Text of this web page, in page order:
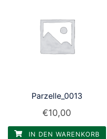
Parzelle_0013
€10,00
IN DEN WARENKORB